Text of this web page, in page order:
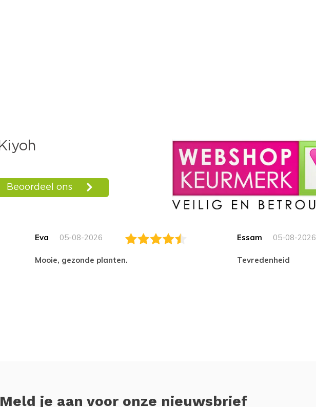
Eva 05-08-2026
Mooie, gezonde planten.
Essam 05-08-2026
tevredenheid
Meld je aan voor onze nieuwsbrief